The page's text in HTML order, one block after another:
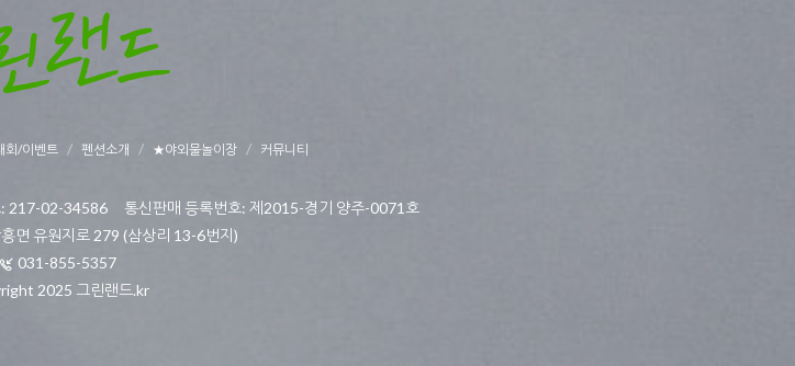
회/이벤트 펜션소개 ★야외물놀이장 커뮤니티
02-34586 통신판매 등록번호: 제2015-경기 양주-0071호
면 유원지로 279 (삼상리 13-6번지)
031-855-5357
2025 그린랜드.kr